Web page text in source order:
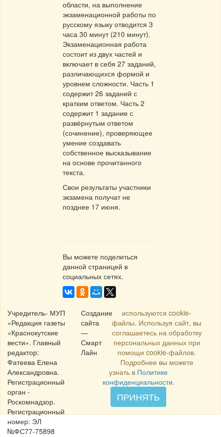
области, на выполнение
экзаменационной работы по
русскому языку отводится 3
часа 30 минут (210 минут).
Экзаменационная работа
состоит из двух частей и
включает в себя 27 заданий,
различающихся формой и
уровнем сложности. Часть 1
содержит 26 заданий с
кратким ответом. Часть 2
содержит 1 задание с
развёрнутым ответом
(сочинение), проверяющее
умение создавать
собственное высказывание
на основе прочитанного
текста.
Свои результаты участники
экзамена получат не
позднее 17 июня.
Вы можете поделиться
данной страницей в
социальных сетях.
Учредитель- МУП
«Редакция газеты
«Краснокутские
вести». Главный
редактор:
Фатеева Елена
Александровна.
Регистрационный
орган -
Роскомнадзор.
Регистрационный
номер: ЭЛ
№ФС77-75898
Создание
сайта
—
Смарт
Лайн
используются cookie-
файлы. Используя сайт, вы
соглашаетесь на обработку
персональных данных при
помощи cookie-файлов.
Подробнее вы можете
узнать в Политике
конфиденциальности.
ПРИНЯТЬ